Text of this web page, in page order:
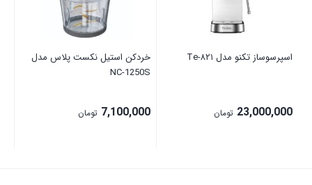
اسپرسوساز تکنو مدل Te‑۸۲۱
23,000,000 تومان
خردکن استیل نکست پلاس مدل
NC-1250S
7,100,000 تومان